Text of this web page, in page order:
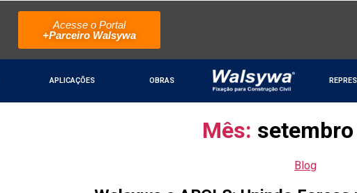
Acesse o Portal
+Parceiro Walsywa
APLICAÇÕES OBRAS
Mês:
Blog